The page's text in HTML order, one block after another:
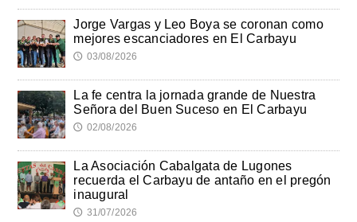
Jorge Vargas y Leo Boya se coronan como
mejores escanciadores en El Carbayu
🕔 03/08/2026
La fe centra la jornada grande de Nuestra
Señora del Buen Suceso en El Carbayu
🕔 02/08/2026
La Asociación Cabalgata de Lugones
recuerda el Carbayu de antaño en el pregón
inaugural
🕔 31/07/2026